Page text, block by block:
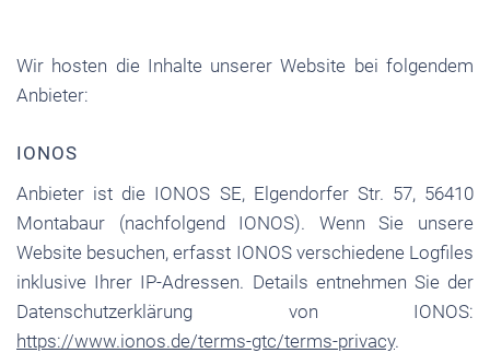
Wir hosten die Inhalte unserer Website bei folgendem
Anbieter:
IONOS
Anbieter ist die IONOS SE, Elgendorfer Str. 57, 56410
Montabaur (nachfolgend IONOS). Wenn Sie unsere
Website besuchen, erfasst IONOS verschiedene Logfiles
inklusive Ihrer IP-Adressen. Details entnehmen Sie der
Datenschutzerklärung von IONOS:
https://www.ionos.de/terms-gtc/terms-privacy.